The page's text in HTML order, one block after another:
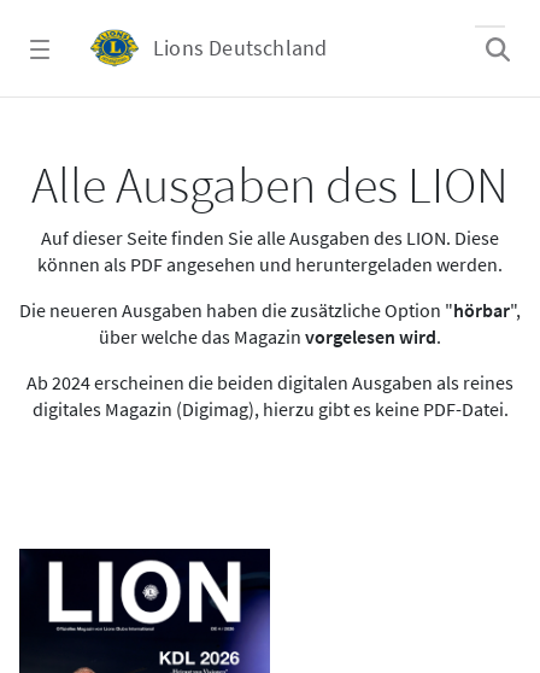
Lions Deutschland
Alle Ausgaben des LION
Auf dieser Seite finden Sie alle Ausgaben des LION. Diese
können als PDF angesehen und heruntergeladen werden.
Die neueren Ausgaben haben die zusätzliche Option "hörbar",
über welche das Magazin vorgelesen wird.
Ab 2024 erscheinen die beiden digitalen Ausgaben als reines
digitales Magazin (Digimag), hierzu gibt es keine PDF-Datei.